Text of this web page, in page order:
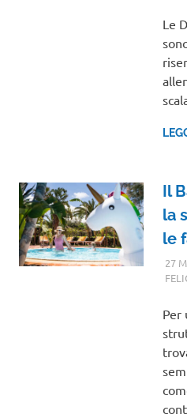
Le
Il
la
le
27
Per